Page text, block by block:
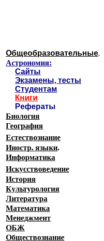
Общеобразовательные.
Астрономия:
Сайты
Экзамены, тесты
Студентам
Книги
Рефераты
Биология
География
Естествознание
Иностр. языки.
Информатика
Искусствоведение
История
Культурология
Литература
Математика
Менеджмент
ОБЖ
Обществознание